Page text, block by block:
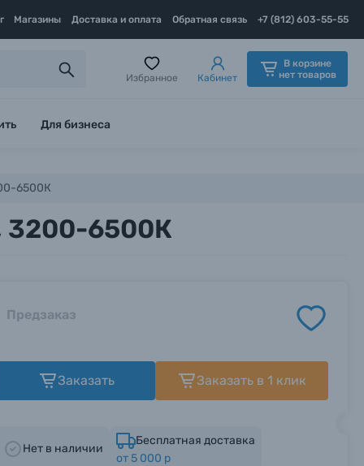
Магазины Доставка и оплата Обратная связь +7 (812) 603-55-55
Избранное Кабинет
В корзине
нет товаров
Для бизнеса
6500К
3200-6500К
Предзаказ
Заказать Заказать в 1 клик
Нет в наличии
Бесплатная доставка
от 5 000 р